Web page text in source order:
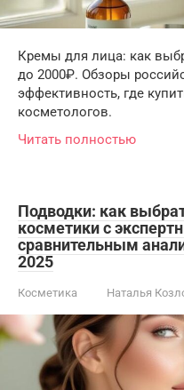
Кремы для лица: как
до 2000₽. Обзоры
эффективность, где
косметологов.
Читать полностью
Подводки: как
косметики с
сравнительным
2025
Косметика Наталья